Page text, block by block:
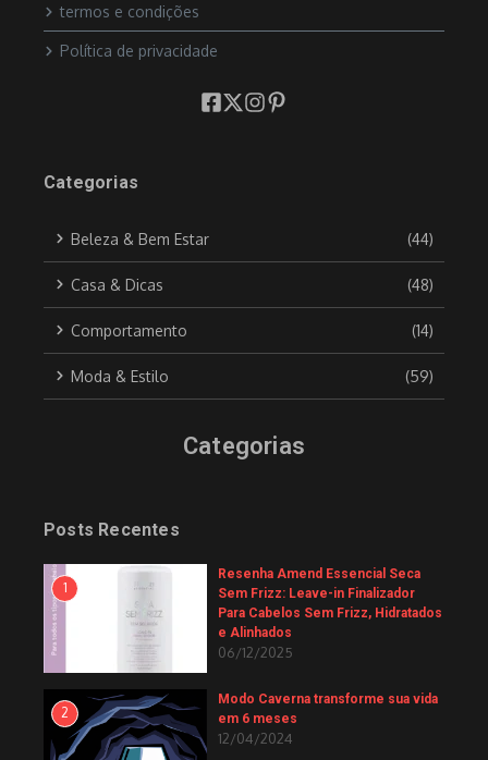
termos e condições
Política de privacidade
Categorias
Beleza & Bem Estar (44)
Casa & Dicas (48)
Comportamento (14)
Moda & Estilo (59)
Categorias
Posts Recentes
1
Resenha Amend Essencial Seca
Sem Frizz: Leave-in Finalizador
Para Cabelos Sem Frizz, Hidratados
e Alinhados
06/12/2025
2
Modo Caverna transforme sua vida
em 6 meses
12/04/2024